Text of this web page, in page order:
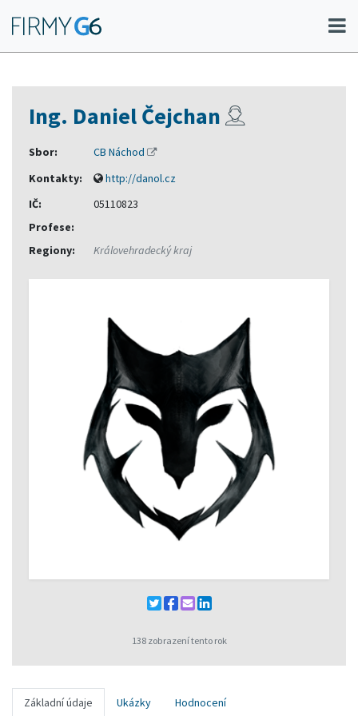
Ing. Daniel Čejchan
Sbor:
CB Náchod
Kontakty:
http://danol.cz
IČ:
05110823
Profese:
Regiony:
Královehradecký kraj
138 zobrazení tento rok
Základní údaje Ukázky Hodnocení